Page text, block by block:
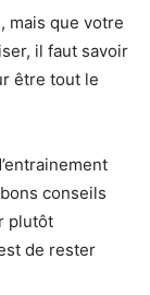
mais que votre
il faut savoir
être tout le
conseils
plutôt
de rester